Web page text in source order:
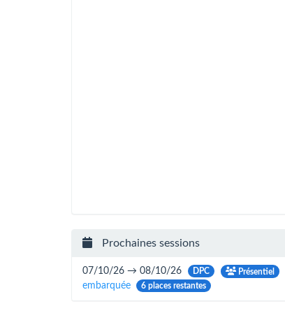
Prochaines sessions
07/10/26 → 08/10/26 DPC Présentiel
embarquée
6 places restantes